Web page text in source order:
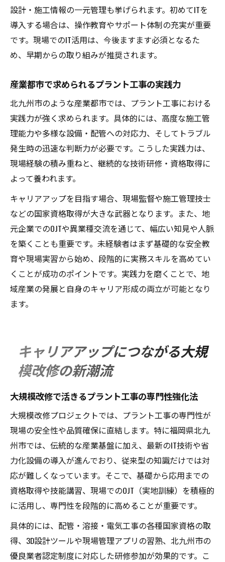
設計・施工情報の一元管理も挙げられます。初めてITを
導入する場合は、操作教育やサポート体制の充実が重要
です。現場でのIT活用は、今後ますます必須となるた
め、早期からの取り組みが推奨されます。
産業都市で求められるプラント工事の実践力
北九州市のような産業都市では、プラント工事における
実践力が強く求められます。具体的には、高度な施工管
理能力や多様な設備・配管への対応力、そしてトラブル
発生時の迅速な判断力が必要です。こうした実践力は、
現場経験の積み重ねと、継続的な技術研修・資格取得に
よって養われます。
キャリアアップを目指す場合、現場監督や施工管理技士
などの国家資格取得が大きな武器となります。また、地
元企業でのOJTや異業種交流を通じて、幅広い知見や人脈
を築くことも重要です。未経験者はまず基礎的な安全教
育や現場実習から始め、段階的に実務スキルを高めてい
くことが成功のポイントです。実践力を磨くことで、地
域産業の発展と自身のキャリア形成の両立が可能となり
ます。
キャリアアップにつながる大規
模改修の新潮流
大規模改修で活きるプラント工事の専門性強化法
大規模改修プロジェクトでは、プラント工事の専門性が
現場の安全性や品質確保に直結します。特に福岡県北九
州市では、伝統的な産業基盤に加え、最新のIT技術や省
力化設備の導入が進んでおり、従来型の知識だけでは対
応が難しくなっています。そこで、基礎から応用までの
資格取得や技能講習、現場でのOJT（実地訓練）を積極的
に活用し、専門性を段階的に高めることが重要です。
具体的には、配管・溶接・電気工事の各種国家資格の取
得、3D設計ツールや現場管理アプリの習熟、北九州市の
優良業者認定制度に対応した研修参加が効果的です。こ